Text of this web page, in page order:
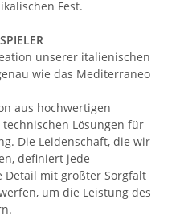
Fest.
unserer italienischen
wie das Mediterraneo
aus hochwertigen
Lösungen für
Die Leidenschaft, die wir
definiert jede
Detail mit größter Sorgfalt
um die Leistung des